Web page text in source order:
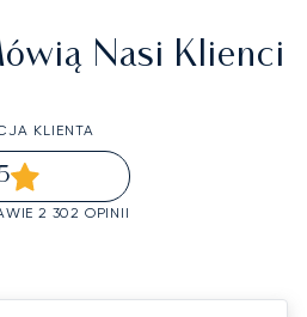
Nasi Klienci
KLIENTA
2 302 OPINII